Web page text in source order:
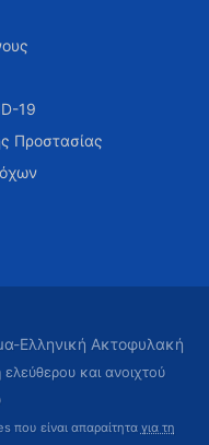
19
Προστασίας
Ελληνική Ακτοφυλακή
και ανοιχτού
που είναι απαραίτητα για τη